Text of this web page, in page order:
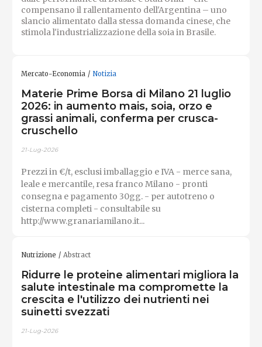
compensano il rallentamento dell'Argentina – uno
slancio alimentato dalla stessa domanda cinese, che
stimola l'industrializzazione della soia in Brasile.
Mercato-Economia Notizia
Materie Prime Borsa di Milano 21 luglio
2026: in aumento mais, soia, orzo e
grassi animali, conferma per crusca-
cruschello
21-Lug-2026
Prezzi in €/t, esclusi imballaggio e IVA - merce sana,
leale e mercantile, resa franco Milano - pronti
consegna e pagamento 30gg. - per autotreno o
cisterna completi - consultabile su
http://www.granariamilano.it...
Nutrizione Abstract
Ridurre le proteine ​​alimentari migliora la
salute intestinale ma compromette la
crescita e l'utilizzo dei nutrienti nei
suinetti svezzati
21-Lug-2026